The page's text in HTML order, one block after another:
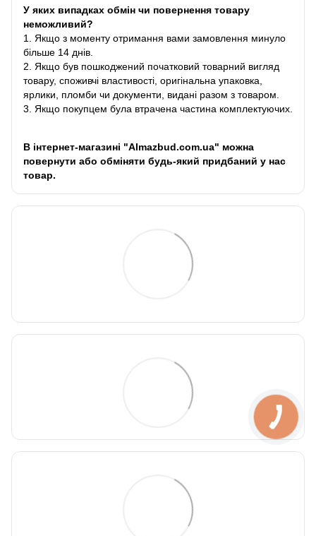
У яких випадках обмін чи повернення товару
неможливий?
1. Якщо з моменту отримання вами замовлення минуло
більше 14 днів.
2. Якщо був пошкоджений початковий товарний вигляд
товару, споживчі властивості, оригінальна упаковка,
ярлики, пломби чи документи, видані разом з товаром.
3. Якщо покупцем була втрачена частина комплектуючих.
В інтернет-магазині "Almazbud.com.ua" можна
повернути або обміняти будь-який придбаний у нас
товар.